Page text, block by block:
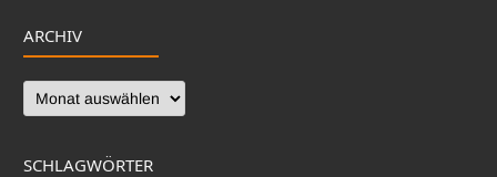
ARCHIV
Archiv
SCHLAGWÖRTER